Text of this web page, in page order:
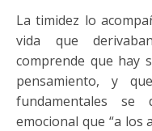
La timidez lo
vida que
comprende que hay
pensamiento, y
fundamentales
emocional que “a los